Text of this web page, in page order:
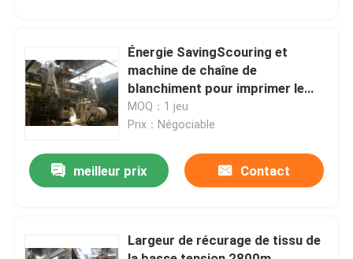
nouvelles
Demandez une citation
stenter d'arrangement de la chaleur
Énergie SavingScouring et
machine de chaîne de
blanchiment pour imprimer le
textile tissé
MOQ：1 jeu
Prix：Négociable
meilleur prix Contact
Largeur de récurage de tissu de